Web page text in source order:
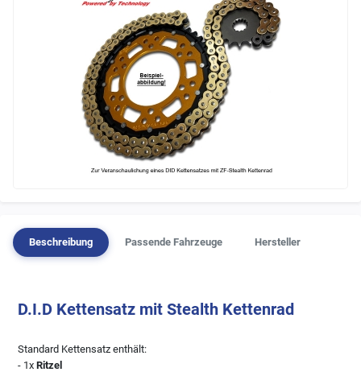
Beschreibung Passende Fahrzeuge Hersteller
D.I.D Kettensatz mit Stealth Kettenrad
Standard Kettensatz enthält:
- 1x Ritzel